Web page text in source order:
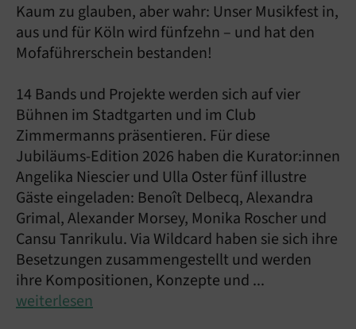
Kaum zu glauben, aber wahr: Unser Musikfest in,
aus und für Köln wird fünfzehn – und hat den
Mofaführerschein bestanden!
14 Bands und Projekte werden sich auf vier
Bühnen im Stadtgarten und im Club
Zimmermanns präsentieren. Für diese
Jubiläums-Edition 2026 haben die Kurator:innen
Angelika Niescier und Ulla Oster fünf illustre
Gäste eingeladen: Benoît Delbecq, Alexandra
Grimal, Alexander Morsey, Monika Roscher und
Cansu Tanrikulu. Via Wildcard haben sie sich ihre
Besetzungen zusammengestellt und werden
ihre Kompositionen, Konzepte und ...
weiterlesen